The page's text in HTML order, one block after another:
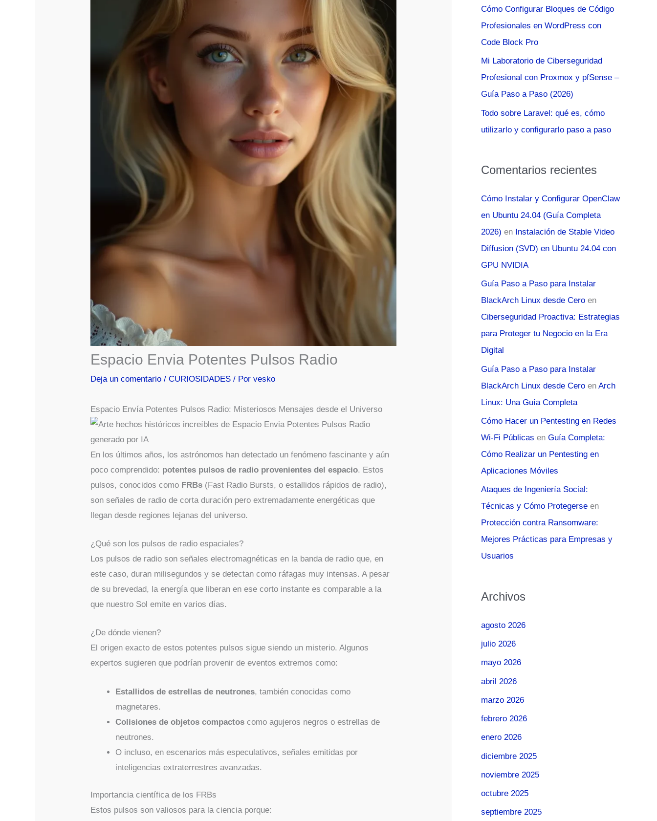
Espacio Envia Potentes Pulsos Radio
Deja un comentario /CURIOSIDADES / Porvesko
Espacio Envía Potentes Pulsos Radio: Misteriosos Mensajes desde el Universo
En los últimos años, los astrónomos han detectado un fenómeno fascinante y aún
poco comprendido: potentes pulsos de radio provenientes del espacio. Estos
pulsos, conocidos como FRBs (Fast Radio Bursts, o estallidos rápidos de radio),
son señales de radio de corta duración pero extremadamente energéticas que
llegan desde regiones lejanas del universo.
¿Qué son los pulsos de radio espaciales?
Los pulsos de radio son señales electromagnéticas en la banda de radio que, en
este caso, duran milisegundos y se detectan como ráfagas muy intensas. A pesar
de su brevedad, la energía que liberan en ese corto instante es comparable a la
que nuestro Sol emite en varios días.
¿De dónde vienen?
El origen exacto de estos potentes pulsos sigue siendo un misterio. Algunos
expertos sugieren que podrían provenir de eventos extremos como:
Estallidos de estrellas de neutrones, también conocidas como
magnetares.
Colisiones de objetos compactos como agujeros negros o estrellas de
neutrones.
O incluso, en escenarios más especulativos, señales emitidas por
inteligencias extraterrestres avanzadas.
Importancia científica de los FRBs
Estos pulsos son valiosos para la ciencia porque:
:
Cómo Configurar Bloques de Código
Profesionales en WordPress con
Code Block Pro
Mi Laboratorio de Ciberseguridad
Profesional con Proxmox y pfSense –
Guía Paso a Paso (2026)
Todo sobre Laravel: qué es, cómo
utilizarlo y configurarlo paso a paso
Comentarios recientes
Cómo Instalar y Configurar OpenClaw
en Ubuntu 24.04 (Guía Completa
2026) en Instalación de Stable Video
Diffusion (SVD) en Ubuntu 24.04 con
GPU NVIDIA
Guía Paso a Paso para Instalar
BlackArch Linux desde Cero en
Ciberseguridad Proactiva: Estrategias
para Proteger tu Negocio en la Era
Digital
Guía Paso a Paso para Instalar
BlackArch Linux desde Cero en Arch
Linux: Una Guía Completa
Cómo Hacer un Pentesting en Redes
Wi-Fi Públicas en Guía Completa:
Cómo Realizar un Pentesting en
Aplicaciones Móviles
Ataques de Ingeniería Social:
Técnicas y Cómo Protegerse en
Protección contra Ransomware:
Mejores Prácticas para Empresas y
Usuarios
Archivos
agosto 2026
julio 2026
mayo 2026
abril 2026
marzo 2026
febrero 2026
enero 2026
diciembre 2025
noviembre 2025
octubre 2025
septiembre 2025